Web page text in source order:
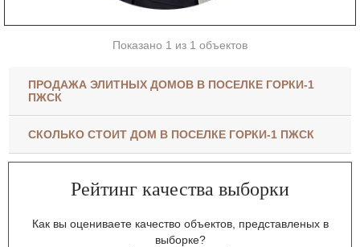
Показано 1 из 1 объектов
ПРОДАЖА ЭЛИТНЫХ ДОМОВ В ПОСЕЛКЕ ГОРКИ-1
ПЖСК
СКОЛЬКО СТОИТ ДОМ В ПОСЕЛКЕ ГОРКИ-1 ПЖСК
Рейтинг качества выборки
Как вы оцениваете качество объектов, представленых в
выборке?